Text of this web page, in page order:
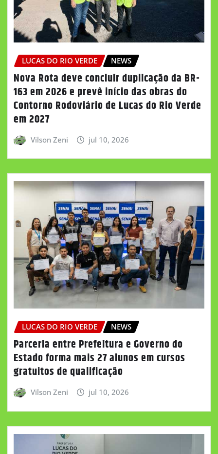
LUCAS DO RIO VERDE NEWS
Nova Rota deve concluir duplicação da BR-
163 em 2026 e prevê início das obras do
Contorno Rodoviário de Lucas do Rio Verde
em 2027
Vilson Zeni jul 10, 2026
LUCAS DO RIO VERDE NEWS
Parceria entre Prefeitura e Governo do
Estado forma mais 27 alunos em cursos
gratuitos de qualificação
Vilson Zeni jul 10, 2026